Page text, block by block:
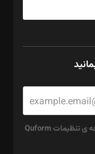
برای استفاده از ریکپچا بایستی کلید API را در صفحه ی تنظیمات Quform